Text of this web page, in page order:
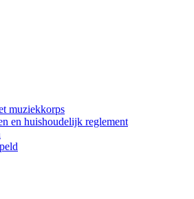
muziekkorps
en huishoudelijk reglement